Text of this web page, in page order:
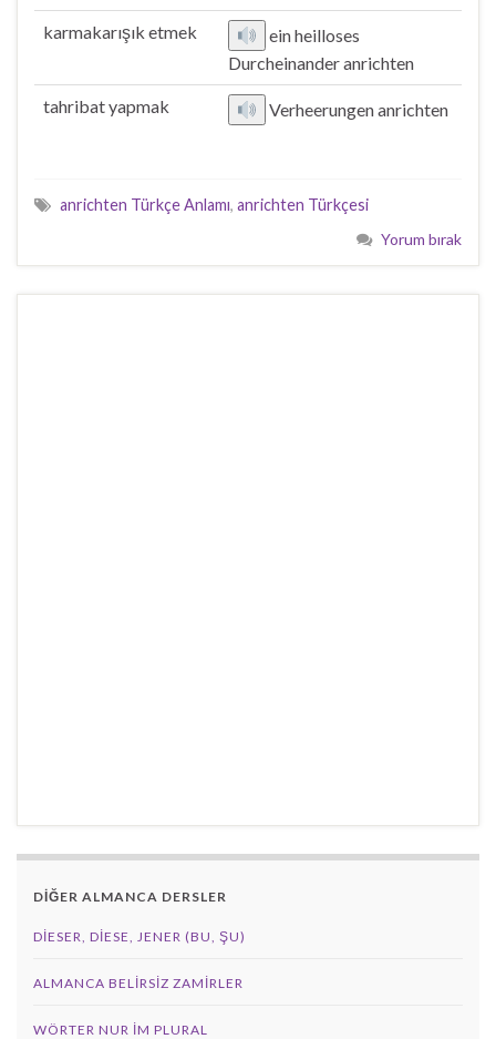
karmakarışık etmek
ein heilloses
Durcheinander anrichten
tahribat yapmak Verheerungen anrichten
anrichten Türkçe Anlamı, anrichten Türkçesi
Yorum bırak
DİĞER ALMANCA DERSLER
DIESER, DIESE, JENER (BU, ŞU)
ALMANCA BELIRSIZ ZAMIRLER
WÖRTER NUR IM PLURAL